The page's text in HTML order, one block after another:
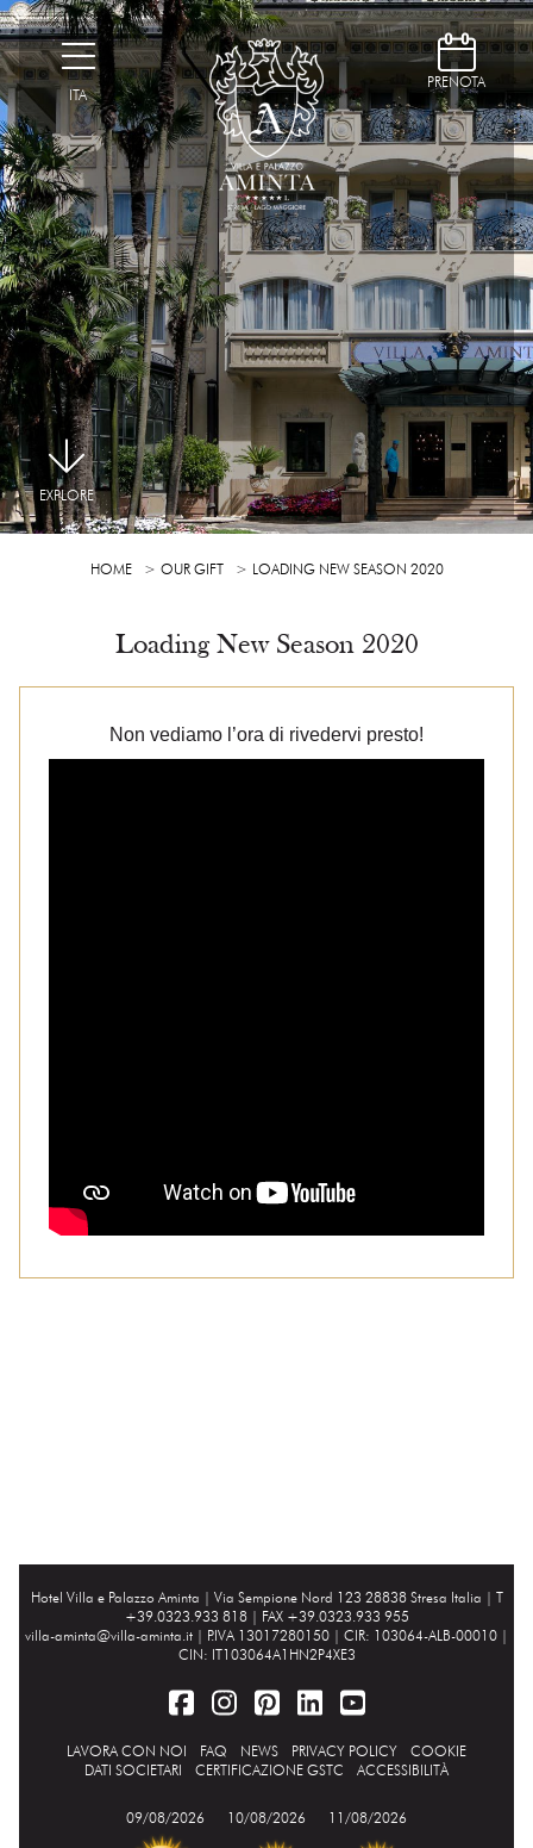
H
ITA
D
PRENOTA
|
EXPLORE
HOME OUR GIFT LOADING NEW SEASON 2020
Loading New Season 2020
Non vediamo l’ora di rivedervi presto!
Hotel Villa e Palazzo Aminta | Via Sempione Nord 123 28838 Stresa Italia | T
+39.0323.933 818 | FAX +39.0323.933 955
villa-aminta@villa-aminta.it | P.IVA 13017280150 | CIR: 103064-ALB-00010 |
CIN: IT103064A1HN2P4XE3
LAVORA CON NOI FAQ NEWS PRIVACY POLICY
COOKIE
DATI SOCIETARI
CERTIFICAZIONE GSTC ACCESSIBILITÀ
09/08/2026 10/08/2026 11/08/2026